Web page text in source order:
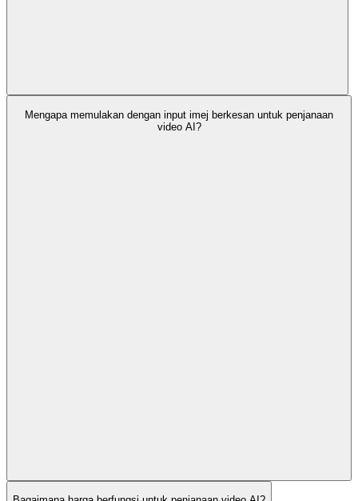
Mengapa memulakan dengan input imej berkesan untuk penjanaan
video AI?